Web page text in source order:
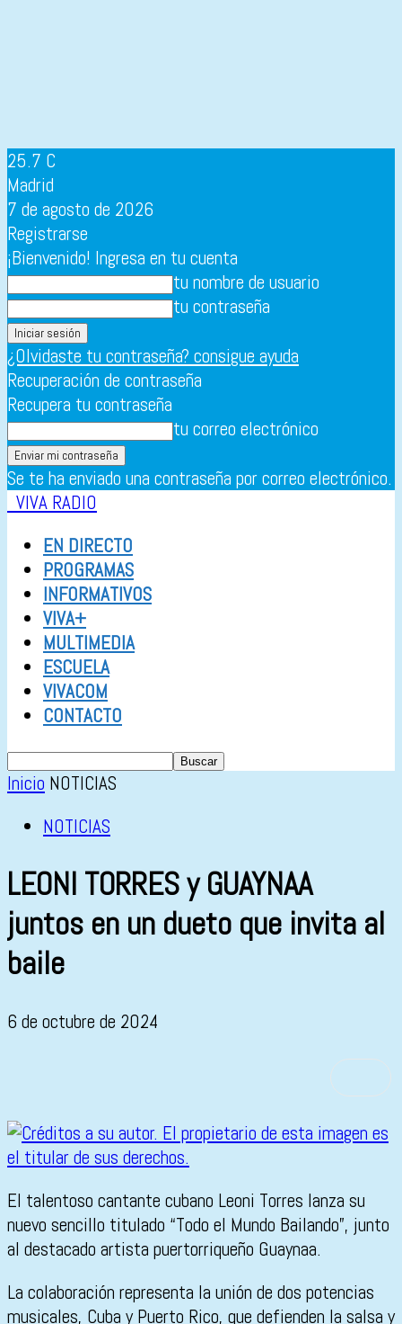
25.7 C
Madrid
7 de agosto de 2026
Registrarse
¡Bienvenido! Ingresa en tu cuenta
tu nombre de usuario
tu contraseña
¿Olvidaste tu contraseña? consigue ayuda
Recuperación de contraseña
Recupera tu contraseña
tu correo electrónico
Se te ha enviado una contraseña por correo electrónico.
VIVA RADIO
EN DIRECTO
PROGRAMAS
INFORMATIVOS
VIVA+
MULTIMEDIA
ESCUELA
VIVACOM
CONTACTO
Inicio NOTICIAS
NOTICIAS
LEONI TORRES y GUAYNAA
juntos en un dueto que invita al
baile
6 de octubre de 2024
El talentoso cantante cubano Leoni Torres lanza su
nuevo sencillo titulado “Todo el Mundo Bailando”, junto
al destacado artista puertorriqueño Guaynaa.
La colaboración representa la unión de dos potencias
musicales, Cuba y Puerto Rico, que defienden la salsa y